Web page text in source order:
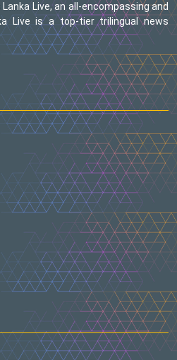
Live, an all-encompassing and
Live is a top-tier trilingual news